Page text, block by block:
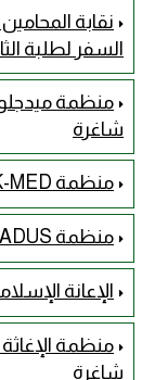
نقابة
السفر لطلبة
شاغرة
منظمة UK-MED تعلن عن وظائف شاغرة
منظمة CADUS تعلن عن حاجتها لوظائف شاغرة
الإعانة
منظمة
شاغرة